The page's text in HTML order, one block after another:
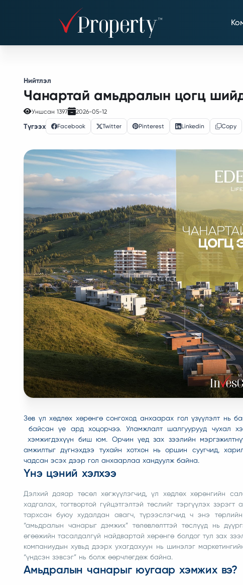
Нийтлэл
Чанартай амьдралын цогц
Уншсан 1397 2026-05-12
Түгээх Facebook Twitter Pinterest Linkedin Copy
Зөв үл хөдлөх хөрөнгө сонгоход анхаарах гол үзүүлэлт нь
байсан үе ард хоцорчээ. Уламжлалт шалгуурууд чухал
хэмжигдэхүүн биш юм. Орчин үед зах зээлийн
амжилтыг дүгнэхдээ тухайн хотхон нь оршин суугчид,
чадсан эсэх дээр гол анхаарлаа хандуулж байна.
Үнэ цэний хэлхээ
Дэлхий даяар төсөл хөгжүүлэгчид, үл хөдлөх хөрөнгийн
хадгалах, тогтвортой гүйцэтгэлтэй төслийг тэргүүлэх
тархсан буюу худалдан авагч, түрээслэгчид ч энэ
“амьдралын чанарыг дэмжих” төлөвлөлттэй төслүүд нь
өгөөжийн тасалдалгүй найдвартай хөрөнгө болдог тул зах
компаниудын хувьд дээрх ухагдахуун нь шинэлэг
“үндсэн зэвсэг” нь болж өөрчлөгдөж байна.
Амьдралын чанарыг юугаар хэмжих вэ?